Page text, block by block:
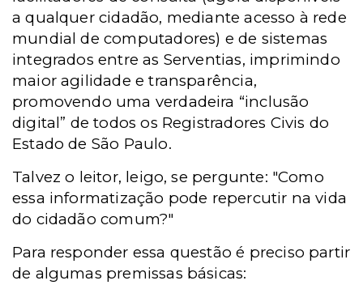
a qualquer cidadão, mediante acesso à rede
mundial de computadores) e de sistemas
integrados entre as Serventias, imprimindo
maior agilidade e transparência,
promovendo uma verdadeira “inclusão
digital” de todos os Registradores Civis do
Estado de São Paulo.
Talvez o leitor, leigo, se pergunte: "Como
essa informatização pode repercutir na vida
do cidadão comum?"
Para responder essa questão é preciso partir
de algumas premissas básicas: